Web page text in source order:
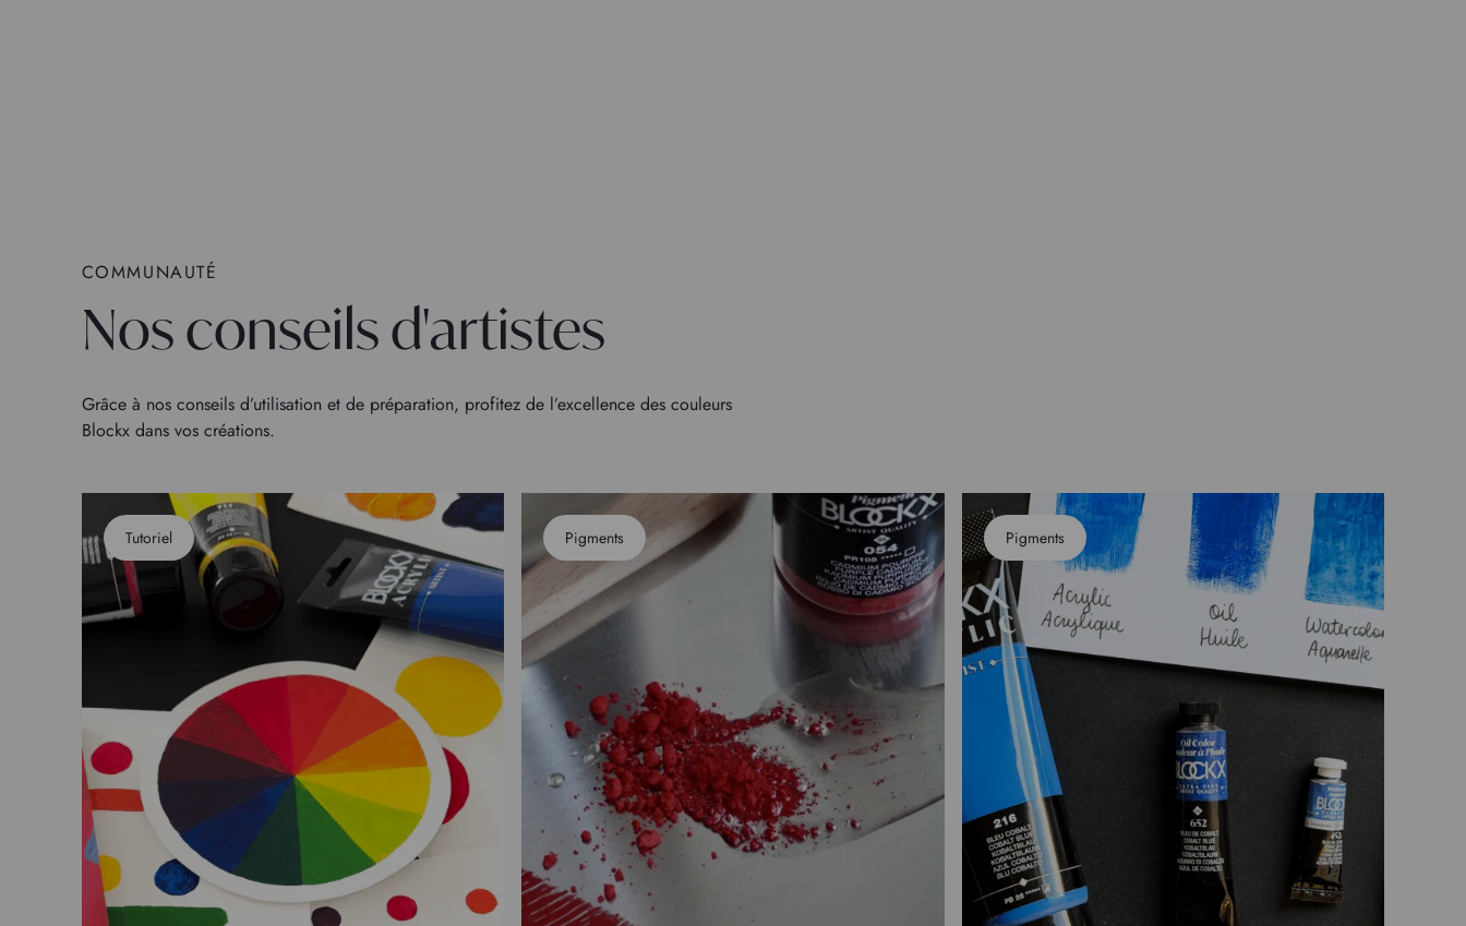
COMMUNAUTÉ
Nos conseils d'artistes
Grâce à nos conseils d’utilisation et de préparation, profitez de l’excellence des couleurs
Blockx dans vos créations.
Tutoriel Pigments Pigments